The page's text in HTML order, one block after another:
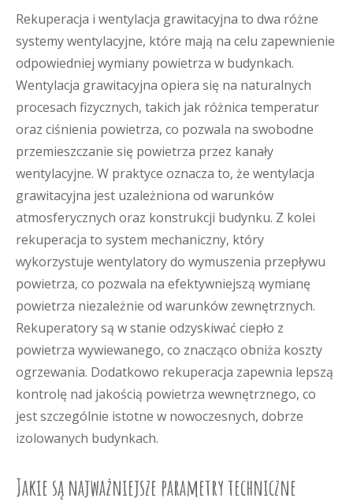
Rekuperacja i wentylacja grawitacyjna to dwa różne
systemy wentylacyjne, które mają na celu zapewnienie
odpowiedniej wymiany powietrza w budynkach.
Wentylacja grawitacyjna opiera się na naturalnych
procesach fizycznych, takich jak różnica temperatur
oraz ciśnienia powietrza, co pozwala na swobodne
przemieszczanie się powietrza przez kanały
wentylacyjne. W praktyce oznacza to, że wentylacja
grawitacyjna jest uzależniona od warunków
atmosferycznych oraz konstrukcji budynku. Z kolei
rekuperacja to system mechaniczny, który
wykorzystuje wentylatory do wymuszenia przepływu
powietrza, co pozwala na efektywniejszą wymianę
powietrza niezależnie od warunków zewnętrznych.
Rekuperatory są w stanie odzyskiwać ciepło z
powietrza wywiewanego, co znacząco obniża koszty
ogrzewania. Dodatkowo rekuperacja zapewnia lepszą
kontrolę nad jakością powietrza wewnętrznego, co
jest szczególnie istotne w nowoczesnych, dobrze
izolowanych budynkach.
Jakie są najważniejsze parametry techniczne